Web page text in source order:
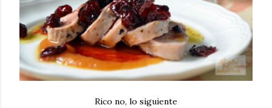
Rico no, lo siguiente